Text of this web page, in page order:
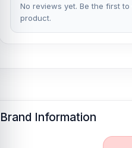
No reviews yet. Be the first
product.
Brand Information